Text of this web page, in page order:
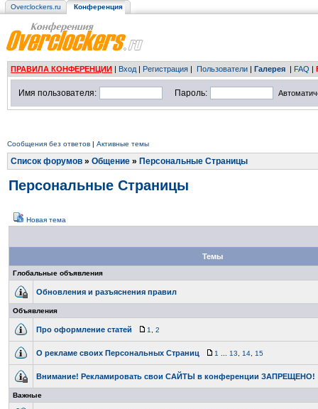
Overclockers.ru Конференция
ПРАВИЛА КОНФЕРЕНЦИИ | Вход | Регистрация | Пользователи | Галерея | FAQ |
Имя пользователя: Пароль:
Сообщения без ответов | Активные темы
Список форумов » Общение » Персональные Страницы
Персональные Страницы
Новая тема
Темы
Глобальные объявления
Обновления и разъяснения правил
Объявления
Про оформление статей 1 2
О рекламе своих Персональных Страниц 1 13 14 15
Внимание! Рекламировать свои САЙТЫ в конференции ЗАПРЕЩЕНО!
Важные